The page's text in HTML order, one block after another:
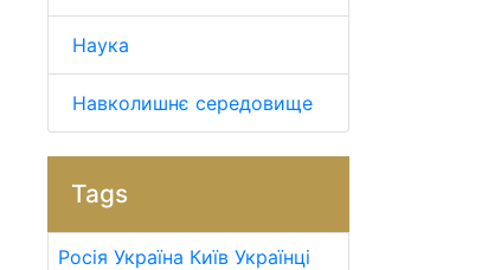
Наука
Навколишнє середовище
Tags
Росія Україна Київ Українці